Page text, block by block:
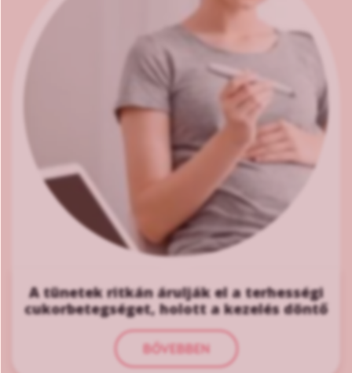
A tünetek ritkán árulják el a terhességi
cukorbetegséget, holott a kezelés döntő
BŐVEBBEN